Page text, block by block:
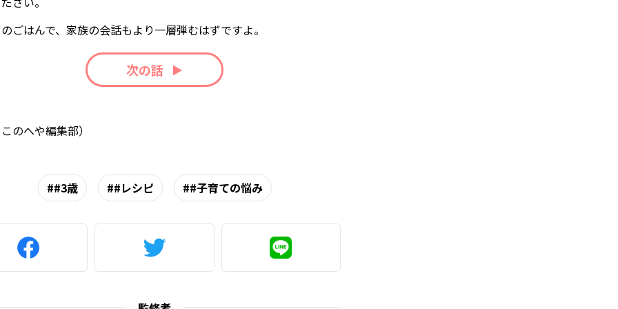
ごはんで、家族の会話もより一層弾むはずですよ。
次の話
このへや編集部）
#3歳 #レシピ #子育ての悩み